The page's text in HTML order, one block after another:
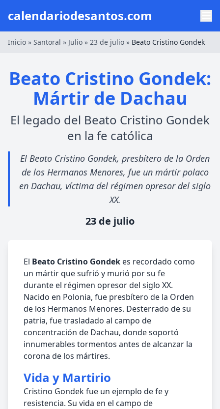
calendariodesantos.com
Inicio » Santoral » Julio » 23 de julio » Beato Cristino Gondek
Beato Cristino Gondek:
Mártir de Dachau
El legado del Beato Cristino Gondek
en la fe católica
El Beato Cristino Gondek, presbítero de la Orden
de los Hermanos Menores, fue un mártir polaco
en Dachau, víctima del régimen opresor del siglo
XX.
23 de julio
El Beato Cristino Gondek es recordado como
un mártir que sufrió y murió por su fe
durante el régimen opresor del siglo XX.
Nacido en Polonia, fue presbítero de la Orden
de los Hermanos Menores. Desterrado de su
patria, fue trasladado al campo de
concentración de Dachau, donde soportó
innumerables tormentos antes de alcanzar la
corona de los mártires.
Vida y Martirio
Cristino Gondek fue un ejemplo de fe y
resistencia. Su vida en el campo de